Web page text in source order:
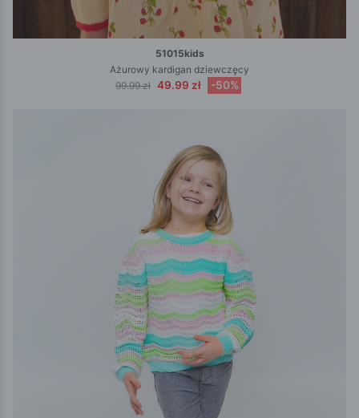
51015kids
Ażurowy kardigan dziewczęcy
99.99 zł 49.99 zł -50%